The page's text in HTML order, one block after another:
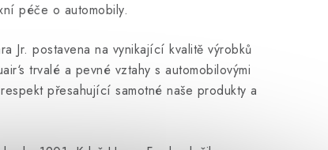
péče o automobily.
Jr. postavena na vynikající kvalitě výrobků
trvalé a pevné vztahy s automobilovými
přesahující samotné naše produkty a